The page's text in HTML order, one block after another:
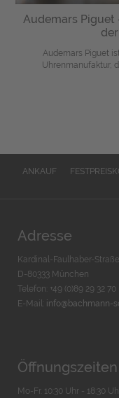
Audemars Piguet
Audemars Piguet
Uhrenmanufaktur,
ANKAUF
Adresse
Kardinal-Faulhaber-
D-80333 München
Telefon: +49 (0)89 29 32 70
E-Mail: info@bachmann-
Öffnungszeiten
Mo-Fr. 10:30 Uhr - 18:30